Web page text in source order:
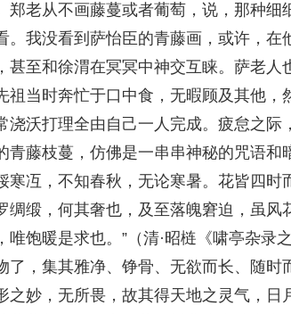
郑老从不画藤蔓或者葡萄，说，那种细
。我没看到萨怡臣的青藤画，或许，在
甚至和徐渭在冥冥中神交互睐。萨老人
祖当时奔忙于口中食，无暇顾及其他，
浇沃打理全由自己一人完成。疲怠之际
青藤枝蔓，仿佛是一串串神秘的咒语和
寒冱，不知春秋，无论寒暑。花皆四时
绸缎，何其奢也，及至落魄窘迫，虽风
唯饱暖是求也。”（清·昭梿《啸亭杂录
了，集其雅净、铮骨、无欲而长、随时
之妙，无所畏，故其得天地之灵气，日